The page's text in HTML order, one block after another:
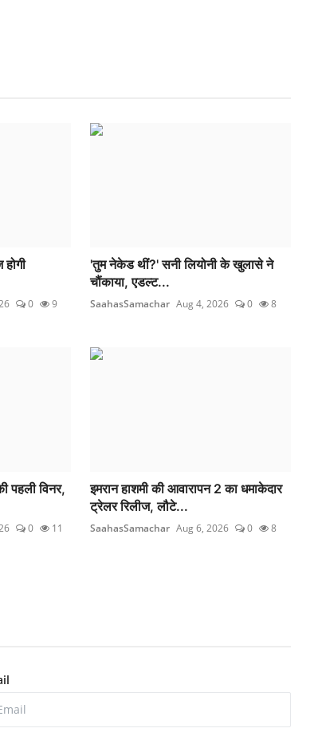
0 9
'तुम नेकेड थीं?' सनी लियोनी के खुलासे ने
चौंकाया, एडल्ट...
SaahasSamachar Aug 4, 2026 0 8
पहली विनर,
0 11
इमरान हाशमी की आवारापन 2 का धमाकेदार
ट्रेलर रिलीज, लौटे...
SaahasSamachar Aug 6, 2026 0 8